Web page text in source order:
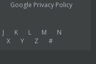
Google Privacy Policy
J K L M
N
X Y Z #